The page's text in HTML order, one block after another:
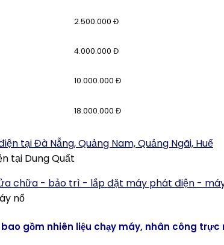
2.500.000 Đ
4.000.000 Đ
10.000.000 Đ
18.000.000 Đ
tại Dung Quất
nổ
gồm nhiên liệu chạy máy, nhân công trực